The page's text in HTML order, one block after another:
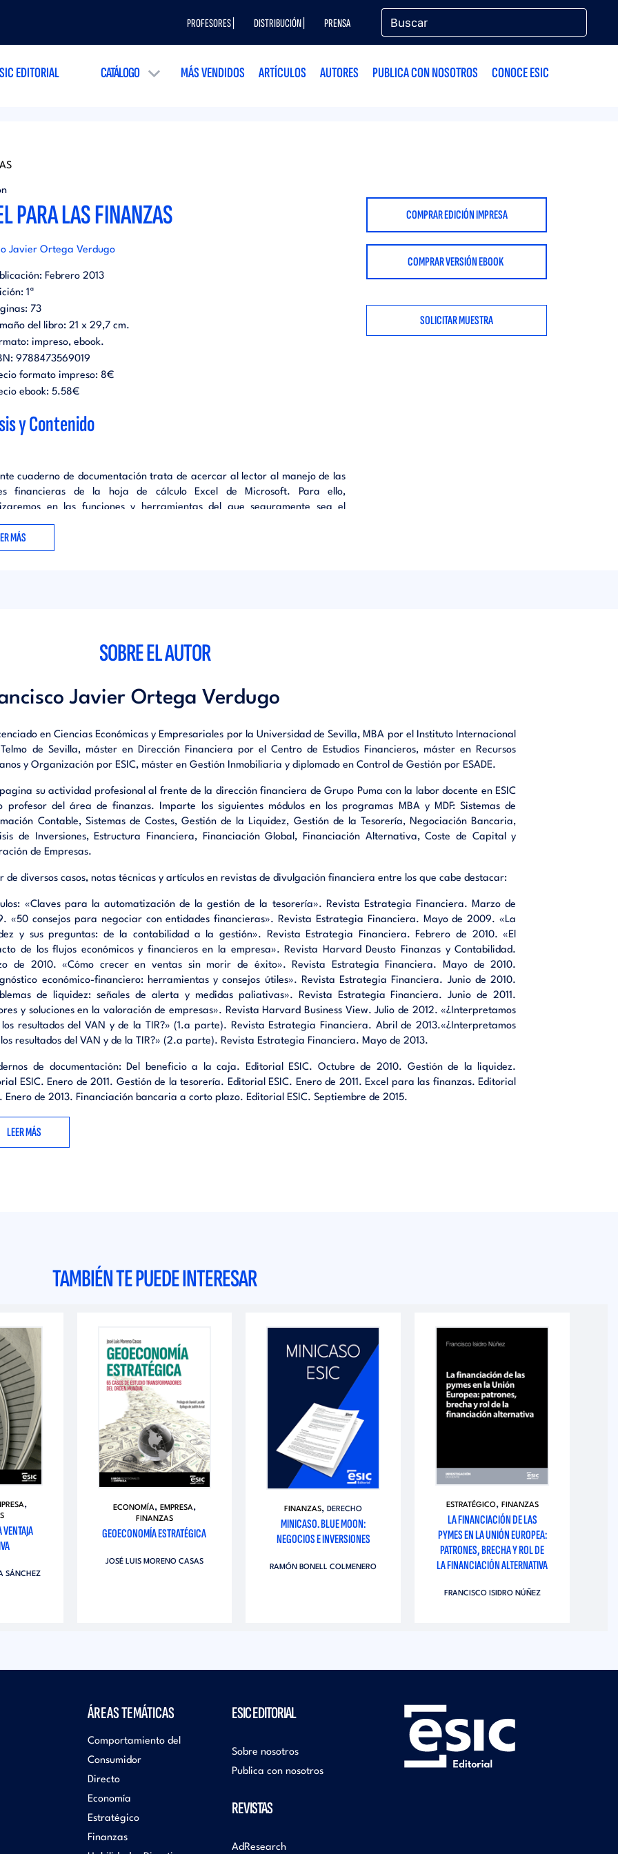
PROFESORES | DISTRIBUCIÓN | PRENSA
EDITORIAL CATÁLOGO MÁS VENDIDOS ARTÍCULOS AUTORES PUBLICA CON NOSOTROS CONOCE ESIC
PARA LAS FINANZAS
Javier Ortega Verdugo
Febrero 2013
1ª
73
del libro: 21 x 29,7 cm.
impreso ebook.
9788473569019
formato impreso: 8€
ebook: 5.58€
y Contenido
cuaderno de documentación trata de acercar al lector al manejo de las
financieras de la hoja de cálculo Excel de Microsoft. Para ello,
en las funciones y herramientas del que seguramente sea el
de ofimática más utilizado en el campo de las finanzas. Este cuaderno
ser un complemento útil para los alumnos que cursen un programa master
general o dirección financiera como apoyo a los cálculos matemáticos
si no los propios ejemplos que se utilizan en las explicaciones.
en paralelo con la utilización del propio Excel. La mejor manera de fijar los
es practicar un poco.
propuesto está estructurado en seis partes:
tratará en detalle las fórmulas financieras de Microsoft Excel.
segunda parte veremos, mediante un sencillo ejemplo, cómo construir
Para ellos partiremos de un modelo económico creado en Excel y
el cambio de una de sus variables.
parte nos enseñará cómo resolver ecuaciones lineales de una
con la función Buscar Objetivo.
cuarta parte veremos cómo Excel nos ayuda a resolver problemas de
lineal mediante la utilidad Solver.
último, explicaremos cómo configurar el cálculo iterativo para resolver
circulares o bucles de cálculo.
a modo de apéndice, la forma de plantear una regresión con la ayuda
MÁS
COMPRAR EDICIÓN IMPRESA
COMPRAR VERSIÓN EBOOK
SOLICITAR MUESTRA
SOBRE EL AUTOR
Javier Ortega Verdugo
en Ciencias Económicas y Empresariales por la Universidad de Sevilla, MBA por el Instituto Internacional
de Sevilla, máster en Dirección Financiera por el Centro de Estudios Financieros, máster en Recursos
y Organización por ESIC, máster en Gestión Inmobiliaria y diplomado en Control de Gestión por ESADE.
su actividad profesional al frente de la dirección financiera de Grupo Puma con la labor docente en ESIC
profesor del área de finanzas. Imparte los siguientes módulos en los programas MBA y MDF: Sistemas de
Contable, Sistemas de Costes, Gestión de la Liquidez, Gestión de la Tesorería, Negociación Bancaria,
de Inversiones, Estructura Financiera, Financiación Global, Financiación Alternativa, Coste de Capital y
de Empresas.
de diversos casos, notas técnicas y artículos en revistas de divulgación financiera entre los que cabe destacar:
«Claves para la automatización de la gestión de la tesorería». Revista Estrategia Financiera. Marzo de
«50 consejos para negociar con entidades financieras». Revista Estrategia Financiera. Mayo de 2009. «La
y sus preguntas: de la contabilidad a la gestión». Revista Estrategia Financiera. Febrero de 2010. «El
de los flujos económicos y financieros en la empresa». Revista Harvard Deusto Finanzas y Contabilidad.
de 2010. «Cómo crecer en ventas sin morir de éxito». Revista Estrategia Financiera. Mayo de 2010.
económico-financiero: herramientas y consejos útiles». Revista Estrategia Financiera. Junio de 2010.
de liquidez: señales de alerta y medidas paliativas». Revista Estrategia Financiera. Junio de 2011.
y soluciones en la valoración de empresas». Revista Harvard Business View. Julio de 2012. «¿Interpretamos
resultados del VAN y de la TIR?» (1.a parte). Revista Estrategia Financiera. Abril de 2013.«¿Interpretamos
resultados del VAN y de la TIR?» (2.a parte). Revista Estrategia Financiera. Mayo de 2013.
de documentación: Del beneficio a la caja. Editorial ESIC. Octubre de 2010. Gestión de la liquidez.
ESIC. Enero de 2011. Gestión de la tesorería. Editorial ESIC. Enero de 2011. Excel para las finanzas. Editorial
Enero de 2013. Financiación bancaria a corto plazo. Editorial ESIC. Septiembre de 2015.
LEER MÁS
TAMBIÉN TE PUEDE INTERESAR
,
SÁNCHEZ
ECONOMÍA, EMPRESA,
FINANZAS
GEOECONOMÍA ESTRATÉGICA
JOSÉ LUIS MORENO CASAS
FINANZAS,DERECHO
MINICASO. BLUE MOON:
NEGOCIOS E INVERSIONES
RAMÓN BONELL COLMENERO
ESTRATÉGICO, FINANZAS
LA FINANCIACIÓN DE LAS
PYMES EN LA UNIÓN EUROPEA:
PATRONES, BRECHA Y ROL DE
LA FINANCIACIÓN ALTERNATIVA
FRANCISCO ISIDRO NÚÑEZ
ÁREAS TEMÁTICAS
Comportamiento del
Consumidor
Directo
Economía
Estratégico
Finanzas
ESIC EDITORIAL
Sobre nosotros
Publica con nosotros
REVISTAS
AdResearch